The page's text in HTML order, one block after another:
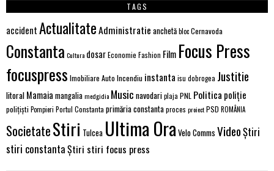
TAGS
accidentActualitateAdministratie anchetăblocCernavoda
Constanta Cultura dosarEconomie Fashion Film Focus Press
focuspress Imobiliare Auto Incendiu instanta isu dobrogea Justitie
litoral Mamaia mangaliamedgidia Music navodariplaja PNL Politica poliție
polițiști Pompieri Portul Constanta primăria constantaproces proiectPSD ROMÂNIA
SocietateStiri Tulcea Ultima Ora Velo Comms VideoȘtiri
stiri constantaȘtiri stiri focus press